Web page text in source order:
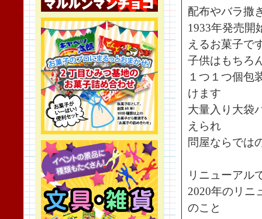
配布やバラ撒
1933年発売開
えるお菓子で
子供はもちろ
１つ１つ個包
けます
大量入り大袋
えられ
問屋ならでは
リニューアル
2020年のリニ
のこと